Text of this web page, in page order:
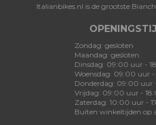
Italianbikes.nl is de grootste
Zondag: gesloten
Maandag: gesloten
Dinsdag: 09:00 uur -
Woensdag: 09:00 uur
Donderdag: 09:00 uur
Vrijdag: 09:00 uur -
Zaterdag: 10:00 uur -
Buiten winkeltijden op